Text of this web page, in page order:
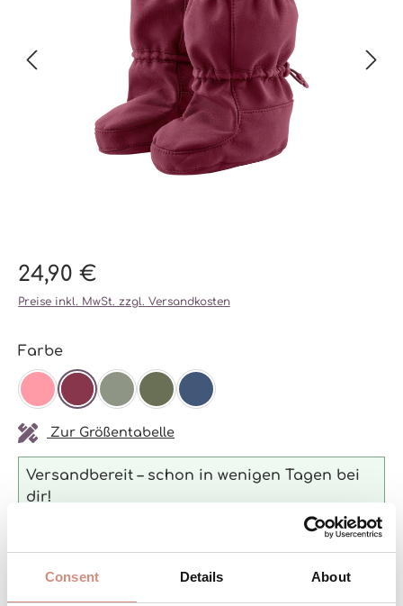
Consent Details About
24,90 €
Preise inkl. MwSt. zzgl. Versandkosten
Farbeauswählen
BLOSSOMBURGUNDY
AGAVEOLIVE NAVY
Zur Größentabelle
Versandbereit – schon in wenigen Tagen bei
dir!
Produkt Anzahl: Gib den